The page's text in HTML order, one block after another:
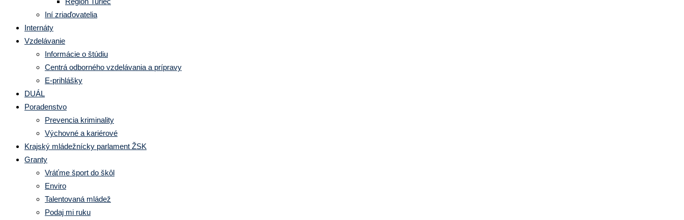
Iní zriaďovatelia
Internáty
Vzdelávanie
Informácie o štúdiu
Centrá odborného vzdelávania a prípravy
E-prihlášky
DUÁL
Poradenstvo
Prevencia kriminality
Výchovné a kariérové
Krajský mládežnícky parlament ŽSK
Granty
Vráťme šport do škôl
Enviro
Talentovaná mládež
Podaj mi ruku